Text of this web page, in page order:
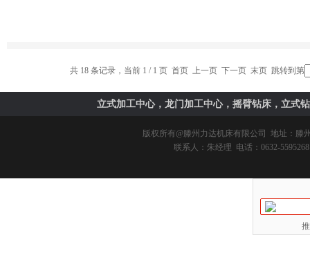
共 18 条记录，当前 1 / 1 页 首页 上一页 下一页 末页 跳转到第
立式加工中心，龙门加工中心，摇臂钻床，立式
版权所有@滕州力达机床有限公司
地址：滕
联系人：朱经理 电话：0632-